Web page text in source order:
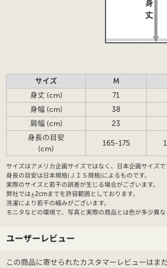
サイズ M
身丈 (cm)
71
身幅 (cm)
38
肩幅 (cm)
23
身長の目安
(cm)
165-175
サイズはアメリカ企画サイズではなく、日本企画サイズで
身長の目安は日本規格(ＪＩＳ規格)によるものです。
実際のサイズと若干の誤差が生じる場合がございます。
弊社では±2cmまでを許容範囲としております。
洗濯により若干の縮みがございます。
モニタなどの環境で、写真と実際の商品とは色が多少異な
ユーザーレビュー
この商品に寄せられたカスタマーレビューはま